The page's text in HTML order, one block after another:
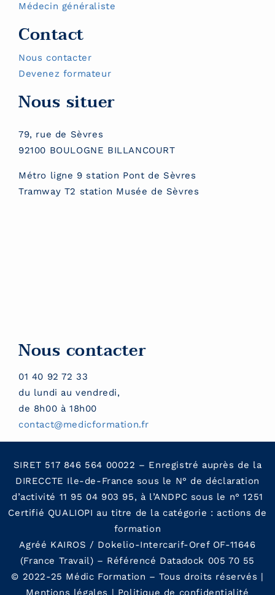
Médecin généraliste
Contact
Nous contacter
Devenez formateur
Nous situer
79, rue de Sèvres
92100 BOULOGNE BILLANCOURT
Métro ligne 9 station Pont de Sèvres
Tramway T2 station Musée de Sèvres
Nous contacter
01 40 92 72 33
du lundi au vendredi,
de 8h00 à 18h00
contact@medicformation.fr
SIRET 517 846 564 00022 – Enregistré auprès de la
DIRECCTE Ile-de-France sous le N° de déclaration
d’activité 11 95 04 903 95, à l’ANDPC sous le n° 1251
Certifié QUALIOPI au titre de la catégorie : actions de
formation
Agréé KAIROS / Dokelio-Intercarif-Oref OF-11646
(France Travail) – Référencé Datadock 005 70 55
© 2022-25 Médic Formation – Tous droits réservés |
Mentions légales | Politique de confidentialité